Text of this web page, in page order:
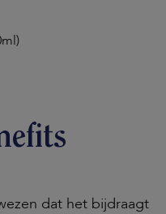
dat het bijdraagt